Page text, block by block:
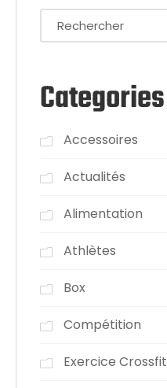
Categories
Accessoires
Actualités
Alimentation
Athlètes
Box
Compétition
Exercice Crossfit